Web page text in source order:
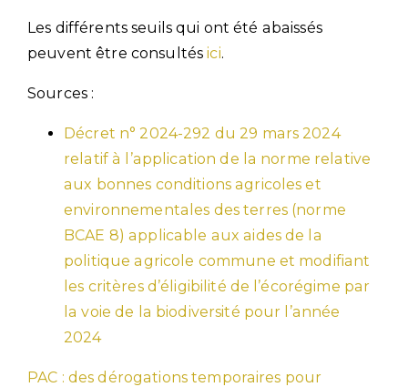
Les différents seuils qui ont été abaissés
peuvent être consultésici.
Sources :
Décret n° 2024-292 du 29 mars 2024
relatif à l’application de la norme relative
aux bonnes conditions agricoles et
environnementales des terres (norme
BCAE 8) applicable aux aides de la
politique agricole commune et modifiant
les critères d’éligibilité de l’écorégime par
la voie de la biodiversité pour l’année
2024
PAC : des dérogations temporaires pour